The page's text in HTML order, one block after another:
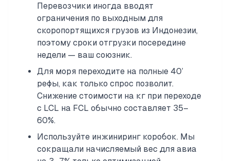
Перевозчики иногда вводят
ограничения по выходным для
скоропортящихся грузов из Индонезии,
поэтому сроки отгрузки посередине
недели — ваш союзник.
Для моря переходите на полные 40’
рефы, как только спрос позволит.
Снижение стоимости на кг при переходе
с LCL на FCL обычно составляет 35–
60%.
Используйте инжиниринг коробок. Мы
сокращали начисляемый вес для авиа